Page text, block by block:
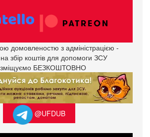
домовленостю з адміністрацією -
збір коштів для допомоги ЗСУ
БЕЗКОШТОВНО
@UFDUB